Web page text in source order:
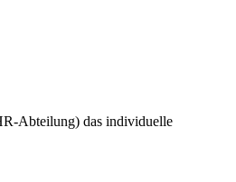
Abteilung) das individuelle